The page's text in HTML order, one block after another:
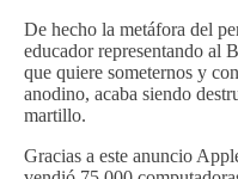
De hecho la metáfora del
educador representando al
que quiere someternos y
anodino, acaba siendo
martillo.
Gracias a este anuncio